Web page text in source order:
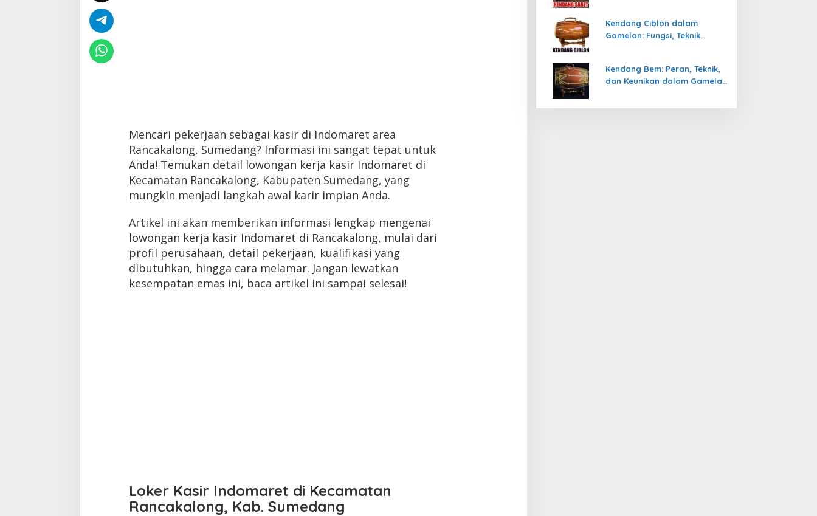
Mencari pekerjaan sebagai kasir di Indomaret area
Rancakalong, Sumedang? Informasi ini sangat tepat untuk
Anda! Temukan detail lowongan kerja kasir Indomaret di
Kecamatan Rancakalong, Kabupaten Sumedang, yang
mungkin menjadi langkah awal karir impian Anda.
Artikel ini akan memberikan informasi lengkap mengenai
lowongan kerja kasir Indomaret di Rancakalong, mulai dari
profil perusahaan, detail pekerjaan, kualifikasi yang
dibutuhkan, hingga cara melamar. Jangan lewatkan
kesempatan emas ini, baca artikel ini sampai selesai!
Loker Kasir Indomaret di Kecamatan
Rancakalong, Kab. Sumedang
Kendang Ciblon dalam
Gamelan: Fungsi, Teknik
Kendang Bem: Peran, Teknik,
dan Keunikan dalam Gamelan